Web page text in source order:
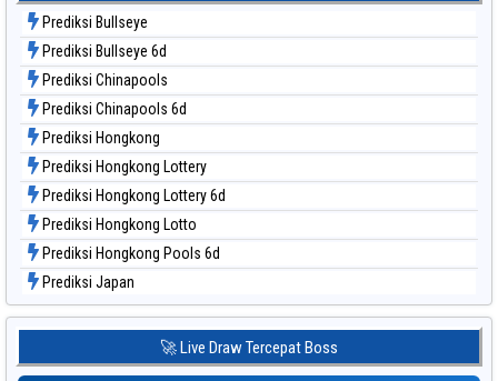
Data Togel Sydney Lotto
Data Togel Sydney Pools 6d
Data Togel Taipei
Data Togel Taiwan
Prediksi Bullseye
Prediksi Bullseye 6d
Prediksi Chinapools
Prediksi Chinapools 6d
Prediksi Hongkong
Prediksi Hongkong Lottery
Prediksi Hongkong Lottery 6d
Prediksi Hongkong Lotto
Prediksi Hongkong Pools 6d
Prediksi Japan
Prediksi Japan 6d
Prediksi Kuda Lari
🚀 Live Draw Tercepat Boss